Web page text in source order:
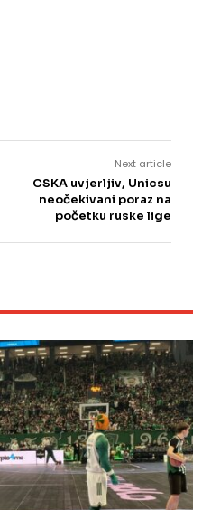
Next article
CSKA uvjerljiv, Unicsu
neočekivani poraz na
početku ruske lige